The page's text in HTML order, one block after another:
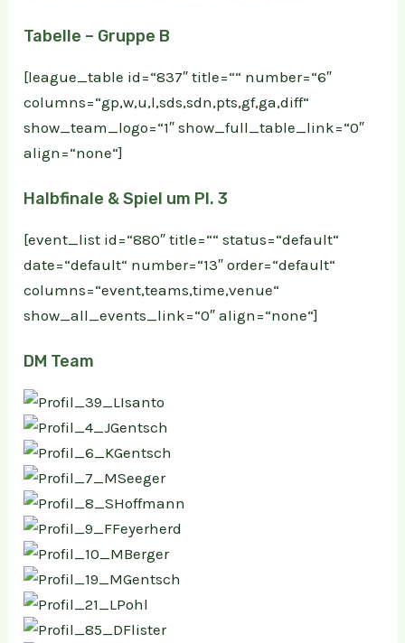
Tabelle – Gruppe B
[league_table id=“837″ title=““ number=“6″
columns=“gp,w,u,l,sds,sdn,pts,gf,ga,diff“
show_team_logo=“1″ show_full_table_link=“0″
align=“none“]
Halbfinale & Spiel um Pl. 3
[event_list id=“880″ title=““ status=“default“
date=“default“ number=“13″ order=“default“
columns=“event,teams,time,venue“
show_all_events_link=“0″ align=“none“]
DM Team